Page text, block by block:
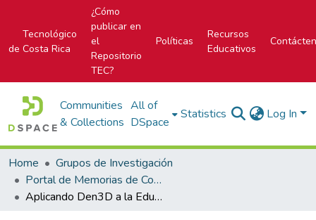
Tecnológico
de Costa Rica
¿Cómo
publicar en
el
Repositorio
TEC?
Políticas
Recursos
Educativos
Communities
& Collections
All of
DSpace
Statistics Log In
Home
Grupos de Investigación
Portal de Memorias de Congresos
Aplicando Den3D a la Educación en Biodiversidad